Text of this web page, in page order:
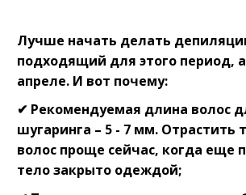
Лучше начать делать
подходящий для этого период,
апреле. И вот почему:⠀
✔ Рекомендуемая длина волос
шугаринга – 5 - 7 мм. Отрастить
волос проще сейчас, когда еще
тело закрыто одеждой;⠀